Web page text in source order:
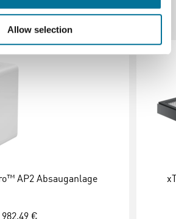
Allow selection
AP2 Absauganlage
982,49 €